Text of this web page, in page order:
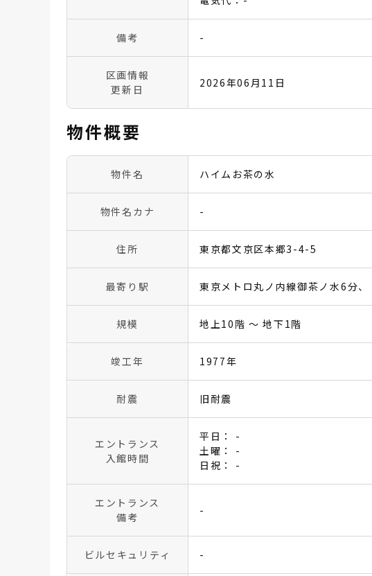
備考 -
区画情報
更新日
2026年06月11日
物件概要
物件名 ハイムお茶の水
物件名カナ -
住所 東京都文京区本郷3-4-5
最寄り駅 東京メトロ丸ノ内線御茶ノ水6分
規模 地上10階 〜 地下1階
竣工年 1977年
耐震 旧耐震
エントランス
入館時間
平日： -
土曜： -
日祝： -
エントランス
備考
-
ビルセキュリティ -